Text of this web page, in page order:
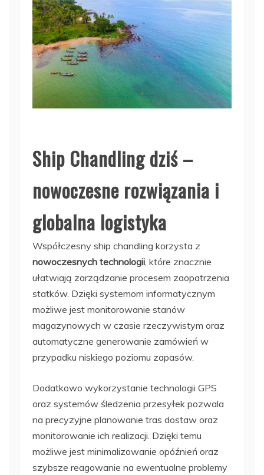
Ship Chandling dziś –
nowoczesne rozwiązania i
globalna logistyka
Współczesny ship chandling korzysta z
nowoczesnych technologii, które znacznie
ułatwiają zarządzanie procesem zaopatrzenia
statków. Dzięki systemom informatycznym
możliwe jest monitorowanie stanów
magazynowych w czasie rzeczywistym oraz
automatyczne generowanie zamówień w
przypadku niskiego poziomu zapasów.
Dodatkowo wykorzystanie technologii GPS
oraz systemów śledzenia przesyłek pozwala
na precyzyjne planowanie tras dostaw oraz
monitorowanie ich realizacji. Dzięki temu
możliwe jest minimalizowanie opóźnień oraz
szybsze reagowanie na ewentualne problemy